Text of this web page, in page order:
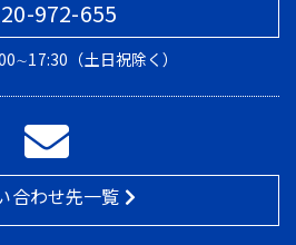
972-655
（土日祝除く）
合わせ先一覧